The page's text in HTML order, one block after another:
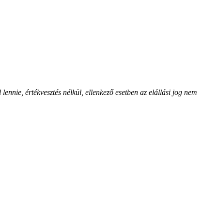
értékvesztés nélkül, ellenkező esetben az elállási jog nem